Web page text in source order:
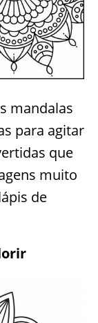
mandalas
para agitar
que
muito
de